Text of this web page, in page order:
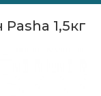
1,5кг